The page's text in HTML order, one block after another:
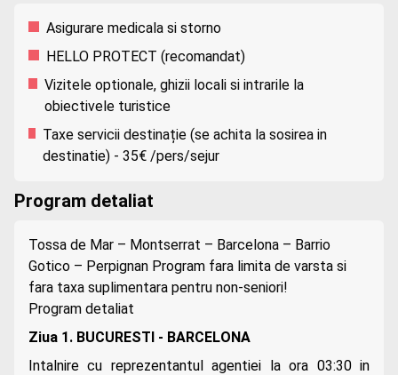
Asigurare medicala si storno
HELLO PROTECT (recomandat)
Vizitele optionale, ghizii locali si intrarile la
obiectivele turistice
Taxe servicii destinație (se achita la sosirea in
destinatie) - 35€ /pers/sejur
Program detaliat
Tossa de Mar – Montserrat – Barcelona – Barrio
Gotico – Perpignan Program fara limita de varsta si
fara taxa suplimentara pentru non-seniori!
Program detaliat
Ziua 1. BUCURESTI - BARCELONA
Intalnire cu reprezentantul agentiei la ora 03:30 in